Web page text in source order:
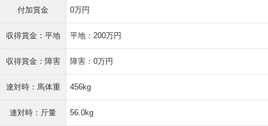
付加賞金 0万円
収得賞金：平地 平地：200万円
収得賞金：障害 障害：0万円
連対時：馬体重 456kg
連対時：斤量 56.0kg